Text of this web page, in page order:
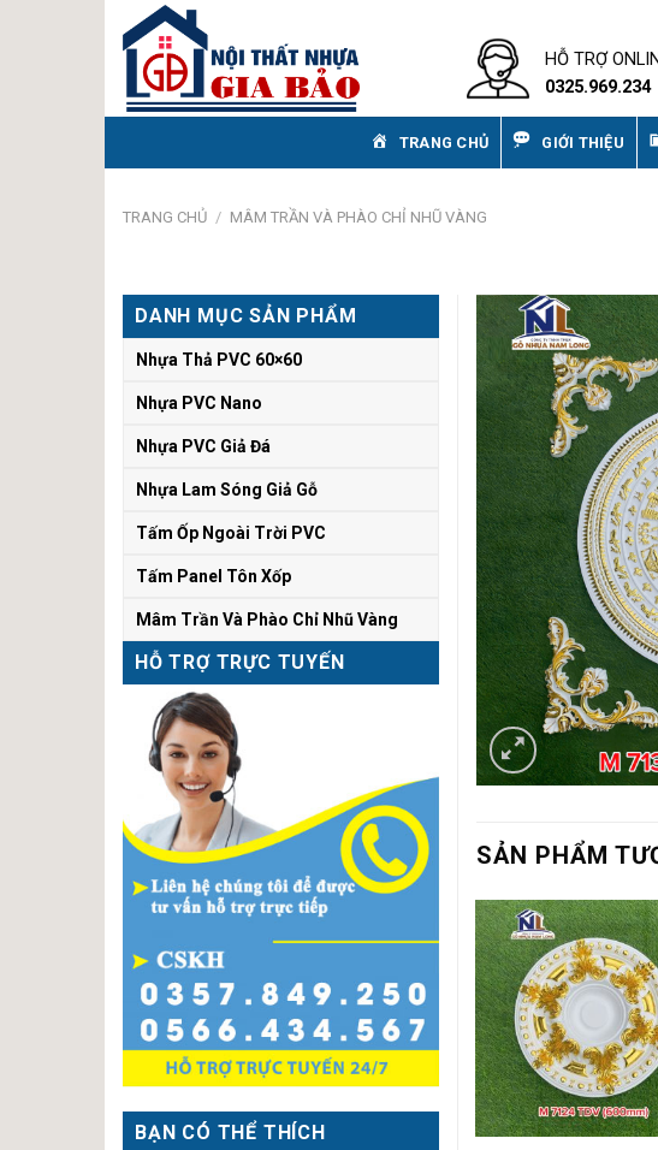
content
HỖ TRỢ
0325.969.234
TRANG CHỦ GIỚI THIỆU
TRANG CHỦ / MÂM TRẦN VÀ PHÀO CHỈ NHŨ VÀNG
DANH MỤC SẢN PHẨM
Nhựa Thả PVC 60×60
Nhựa PVC Nano
Nhựa PVC Giả Đá
Nhựa Lam Sóng Giả Gỗ
Tấm Ốp Ngoài Trời PVC
Tấm Panel Tôn Xốp
Mâm Trần Và Phào Chỉ Nhũ Vàng
HỖ TRỢ TRỰC TUYẾN
BẠN CÓ THỂ THÍCH
SẢN PHẨM